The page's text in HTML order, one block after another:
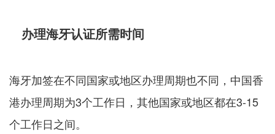
办理海牙认证所需时间
海牙加签在不同国家或地区办理周期也不同，中国香
港办理周期为3个工作日，其他国家或地区都在3-15
个工作日之间。